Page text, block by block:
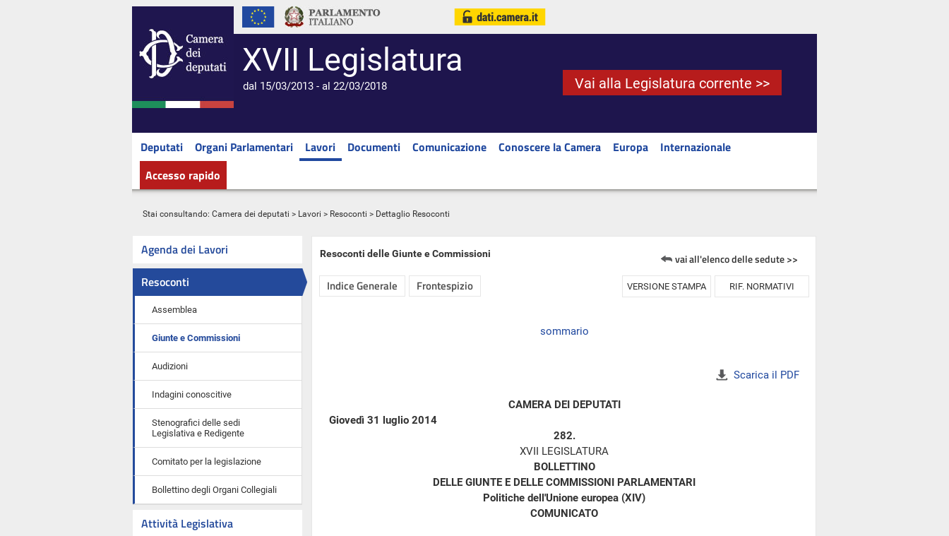
XVII Legislatura
dal 15/03/2013 - al 22/03/2018 Vai alla Legislatura corrente >>
Deputati Organi Parlamentari Lavori Documenti Comunicazione Conoscere la Camera Europa
Internazionale
Accesso rapido
Stai consultando: Camera dei deputati > Lavori > Resoconti > Dettaglio Resoconti
Agenda dei Lavori
Resoconti
Assemblea
Giunte e Commissioni
Audizioni
Indagini conoscitive
Stenografici delle sedi
Legislativa e Redigente
Comitato per la legislazione
Bollettino degli Organi Collegiali
Attività Legislativa
Resoconti delle Giunte e Commissioni vai all'elenco delle sedute >>
Indice Generale Frontespizio VERSIONE STAMPA RIF. NORMATIVI
sommario
Scarica il PDF
CAMERA DEI DEPUTATI
Giovedì 31 luglio 2014
282.
XVII LEGISLATURA
BOLLETTINO
DELLE GIUNTE E DELLE COMMISSIONI PARLAMENTARI
Politiche dell'Unione europea (XIV)
COMUNICATO